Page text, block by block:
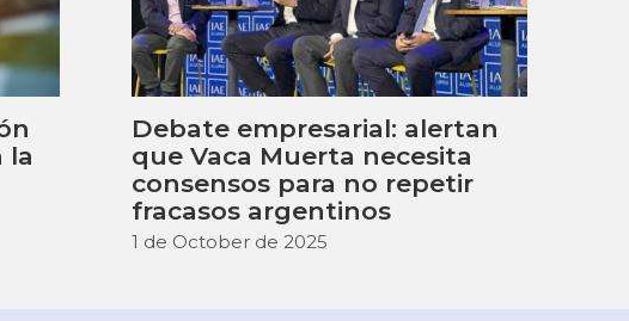
la
Debate empresarial: alertan
que Vaca Muerta necesita
consensos para no repetir
fracasos argentinos
1 de October de 2025